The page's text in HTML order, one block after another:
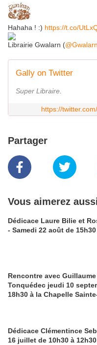
Hahaha ! :) https://t.co/
Librairie Gwalarn (
Gally on Twitter
Super Libraire.
https://
Partager
Vous aimerez
Dédicace Laure Bilie et
- Samedi 22 août de
Rencontre avec
Tonquédec jeudi 10
18h30 à la Chapelle
Dédicace Clémentince
16 juillet de 10h30 à 12h30